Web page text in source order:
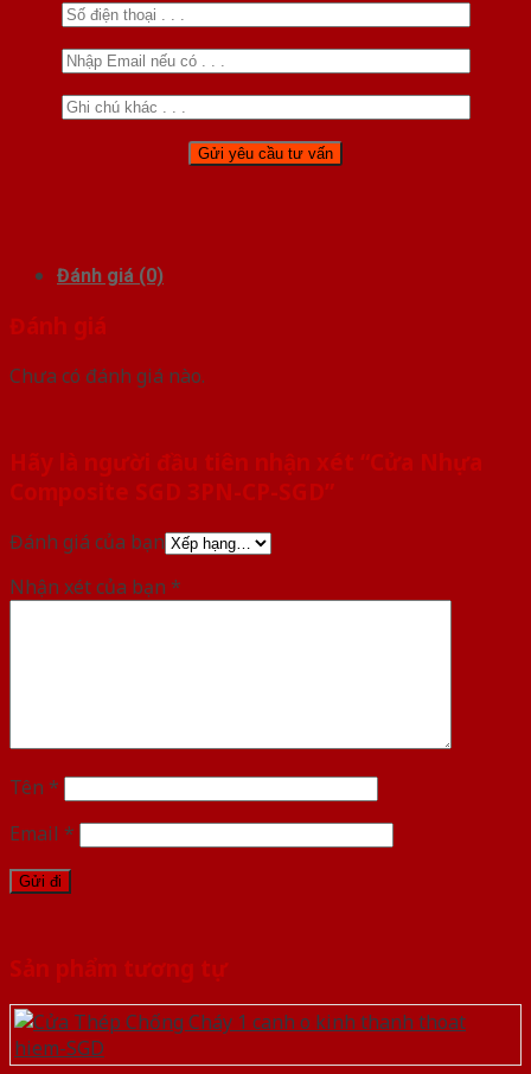
Đánh giá (0)
Đánh giá
Chưa có đánh giá nào.
Hãy là người đầu tiên nhận xét “Cửa Nhựa
Composite SGD 3PN-CP-SGD”
Đánh giá của bạn
Nhận xét của bạn *
Tên *
Email *
Sản phẩm tương tự